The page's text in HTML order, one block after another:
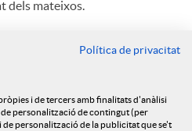
dels mateixos.
tracta d'un producte que
Responsables integrant
a llarg termini.
Política de privacitat
i de tercers amb finalitats d'anàlisi
personalització de contingut (per
personalització de la publicitat que se't